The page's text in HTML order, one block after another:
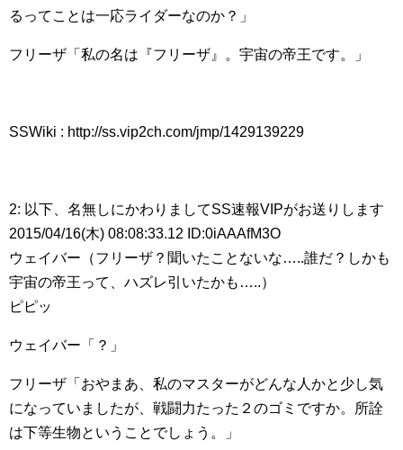
るってことは一応ライダーなのか？」
フリーザ「私の名は『フリーザ』。宇宙の帝王です。」
SSWiki : http://ss.vip2ch.com/jmp/1429139229
2: 以下、名無しにかわりましてSS速報VIPがお送りします
2015/04/16(木) 08:08:33.12 ID:0iAAAfM3O
ウェイバー（フリーザ？聞いたことないな…..誰だ？しかも
宇宙の帝王って、ハズレ引いたかも…..）
ピピッ
ウェイバー「？」
フリーザ「おやまあ、私のマスターがどんな人かと少し気
になっていましたが、戦闘力たった２のゴミですか。所詮
は下等生物ということでしょう。」